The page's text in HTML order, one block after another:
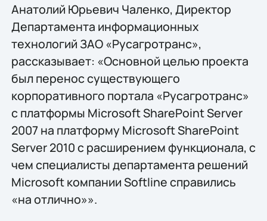
Анатолий Юрьевич Чаленко, Директор
Департамента информационных
технологий ЗАО «Русагротранс»,
рассказывает: «Основной целью проекта
был перенос существующего
корпоративного портала «Русагротранс»
с платформы Microsoft SharePoint Server
2007 на платформу Microsoft SharePoint
Server 2010 с расширением функционала, с
чем специалисты департамента решений
Microsoft компании Softline справились
«на отлично»».